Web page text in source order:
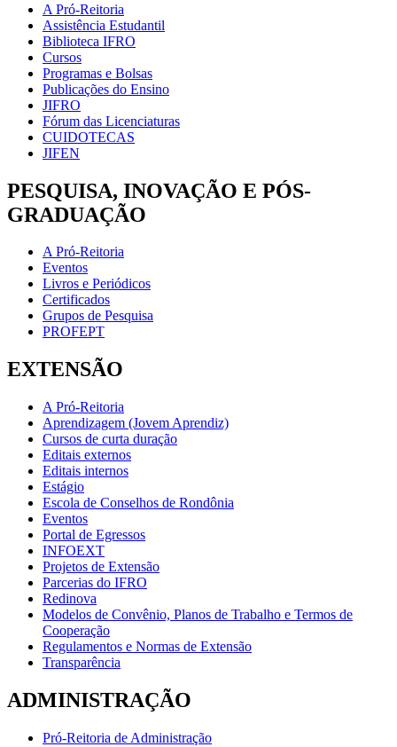
A Pró-Reitoria
Assistência Estudantil
Biblioteca IFRO
Cursos
Programas e Bolsas
Publicações do Ensino
JIFRO
Fórum das Licenciaturas
CUIDOTECAS
JIFEN
PESQUISA, INOVAÇÃO E PÓS-
GRADUAÇÃO
A Pró-Reitoria
Eventos
Livros e Periódicos
Certificados
Grupos de Pesquisa
PROFEPT
EXTENSÃO
A Pró-Reitoria
Aprendizagem (Jovem Aprendiz)
Cursos de curta duração
Editais externos
Editais internos
Estágio
Escola de Conselhos de Rondônia
Eventos
Portal de Egressos
INFOEXT
Projetos de Extensão
Parcerias do IFRO
Redinova
Modelos de Convênio, Planos de Trabalho e Termos de
Cooperação
Regulamentos e Normas de Extensão
Transparência
ADMINISTRAÇÃO
Pró-Reitoria de Administração